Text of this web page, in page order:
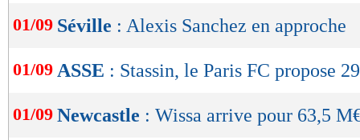
01/09 Séville : Alexis Sanchez en approche
01/09 ASSE : Stassin, le Paris FC propose
01/09 Newcastle : Wissa arrive pour 63,5